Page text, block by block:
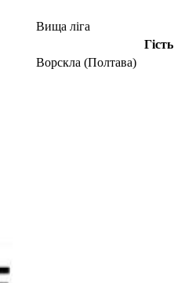
Вища ліга
Гість
Ворскла (Полтава)